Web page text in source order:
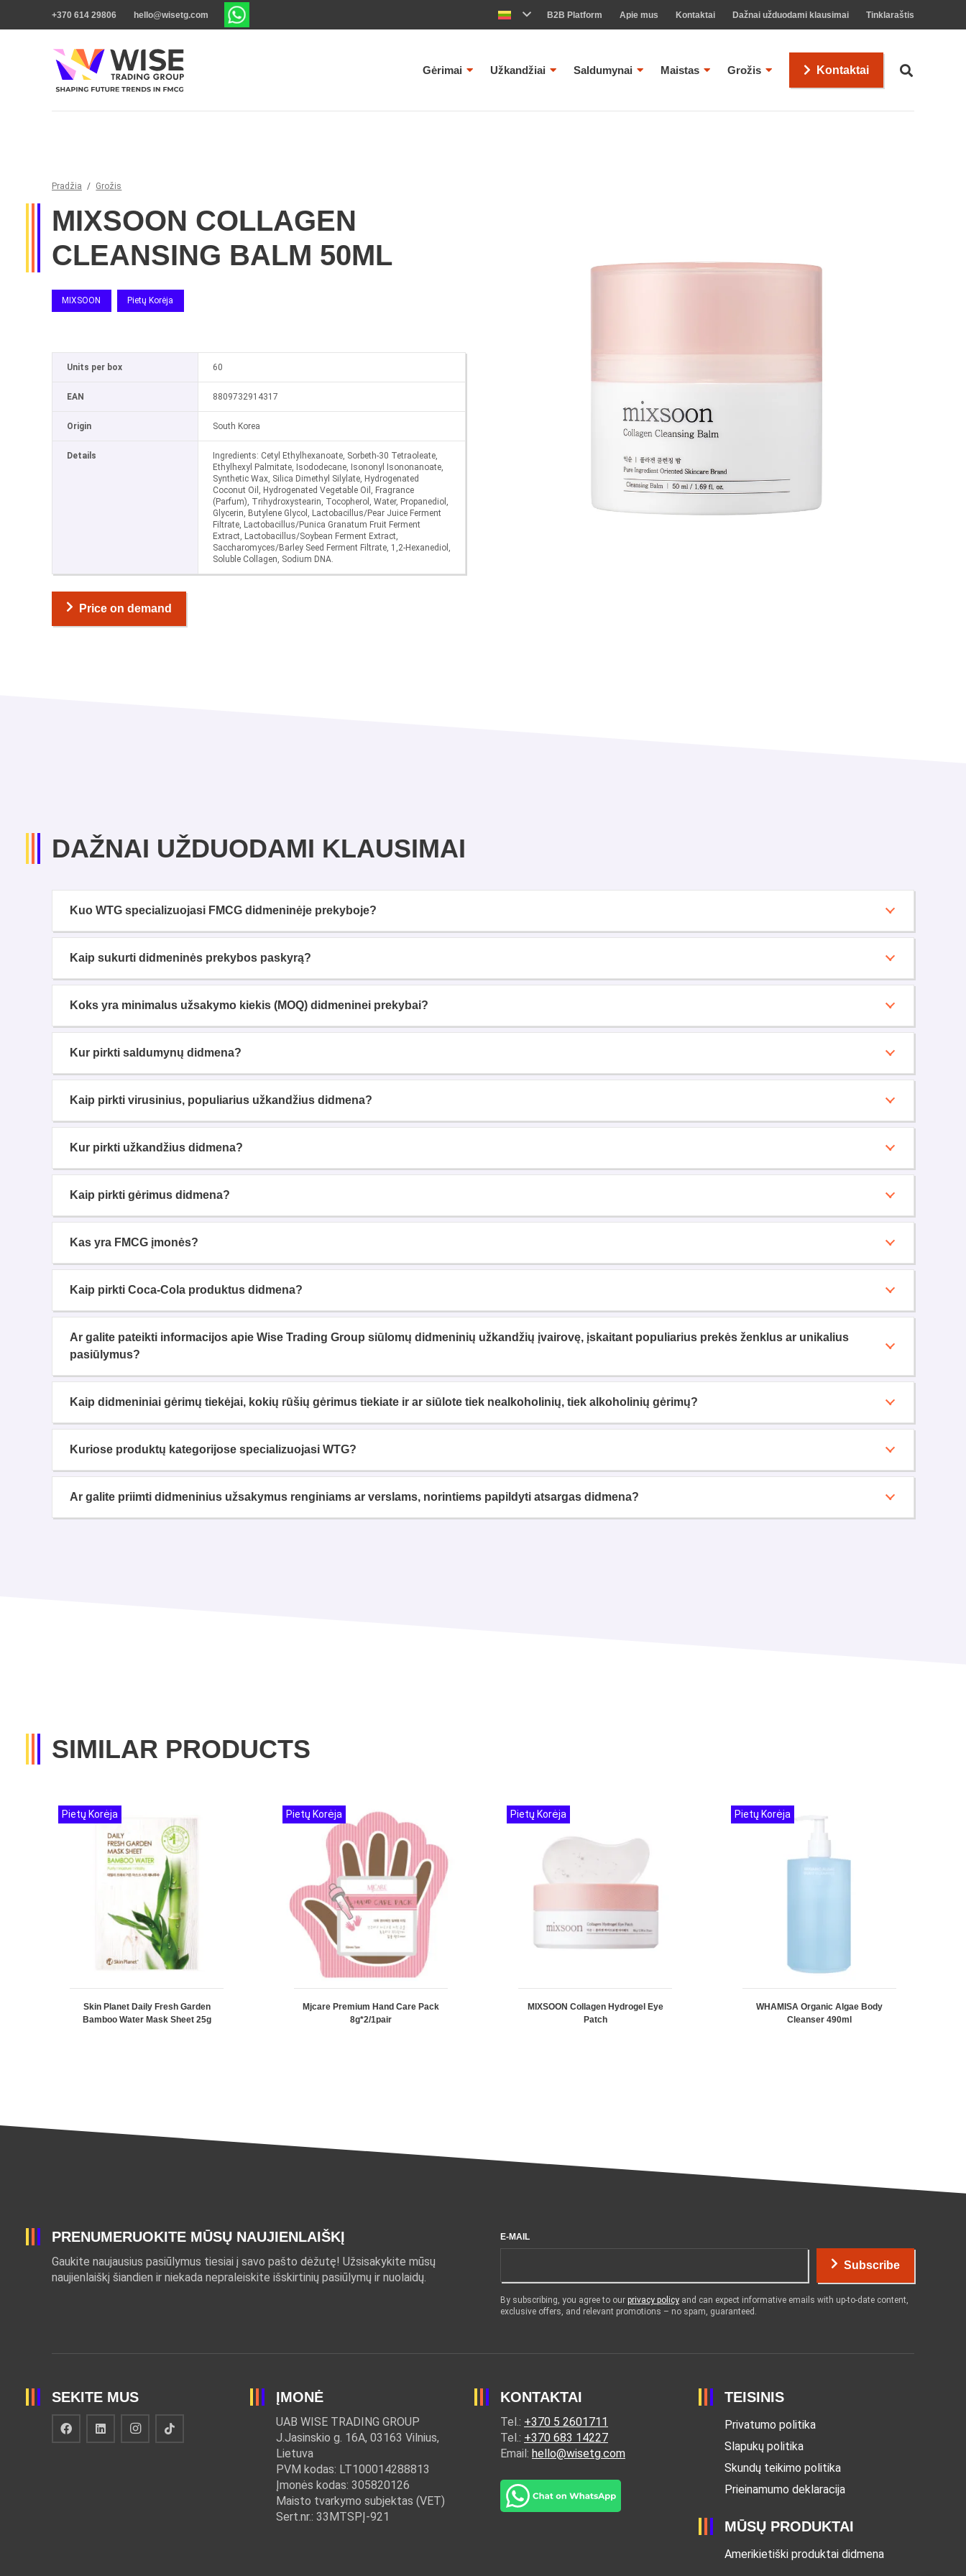
+370 614 29806 hello@wisetg.com B2B Platform Apie mus Kontaktai Dažnai užduodami klausimai Tinklaraštis
Gėrimai Užkandžiai Saldumynai Maistas Grožis Kontaktai
Pradžia / Grožis
MIXSOON COLLAGEN
CLEANSING BALM 50ML
MIXSOON Pietų Korėja
Units per box 60
EAN 8809732914317
Origin South Korea
Details
Ingredients: Cetyl Ethylhexanoate, Sorbeth-30 Tetraoleate,
Ethylhexyl Palmitate, Isododecane, Isononyl Isononanoate,
Synthetic Wax, Silica Dimethyl Silylate, Hydrogenated
Coconut Oil, Hydrogenated Vegetable Oil, Fragrance
(Parfum), Trihydroxystearin, Tocopherol, Water, Propanediol,
Glycerin, Butylene Glycol, Lactobacillus/Pear Juice Ferment
Filtrate, Lactobacillus/Punica Granatum Fruit Ferment
Extract, Lactobacillus/Soybean Ferment Extract,
Saccharomyces/Barley Seed Ferment Filtrate, 1,2-Hexanediol,
Soluble Collagen, Sodium DNA.
Price on demand
DAŽNAI UŽDUODAMI KLAUSIMAI
Kuo WTG specializuojasi FMCG didmeninėje prekyboje?
Kaip sukurti didmeninės prekybos paskyrą?
Koks yra minimalus užsakymo kiekis (MOQ) didmeninei prekybai?
Kur pirkti saldumynų didmena?
Kaip pirkti virusinius, populiarius užkandžius didmena?
Kur pirkti užkandžius didmena?
Kaip pirkti gėrimus didmena?
Kas yra FMCG įmonės?
Kaip pirkti Coca-Cola produktus didmena?
Ar galite pateikti informacijos apie Wise Trading Group siūlomų didmeninių užkandžių įvairovę, įskaitant populiarius prekės ženklus ar unikalius
pasiūlymus?
Kaip didmeniniai gėrimų tiekėjai, kokių rūšių gėrimus tiekiate ir ar siūlote tiek nealkoholinių, tiek alkoholinių gėrimų?
Kuriose produktų kategorijose specializuojasi WTG?
Ar galite priimti didmeninius užsakymus renginiams ar verslams, norintiems papildyti atsargas didmena?
SIMILAR PRODUCTS
Skin Planet Daily Fresh Garden
Bamboo Water Mask Sheet 25g
Pietų Korėja
Mjcare Premium Hand Care Pack
8g*2/1pair
Pietų Korėja
MIXSOON Collagen Hydrogel Eye
Patch
Pietų Korėja
WHAMISA Organic Algae Body
Cleanser 490ml
Pietų Korėja
PRENUMERUOKITE MŪSŲ NAUJIENLAIŠKĮ
Gaukite naujausius pasiūlymus tiesiai į savo pašto dėžutę! Užsisakykite mūsų
naujienlaiškį šiandien ir niekada nepraleiskite išskirtinių pasiūlymų ir nuolaidų.
E-MAIL
Subscribe
By subscribing, you agree to our privacy policy and can expect informative emails with up-to-date content,
exclusive offers, and relevant promotions – no spam, guaranteed.
SEKITE MUS ĮMONĖ
UAB WISE TRADING GROUP
J.Jasinskio g. 16A, 03163 Vilnius,
Lietuva
PVM kodas: LT100014288813
Įmonės kodas: 305820126
Maisto tvarkymo subjektas (VET)
Sert.nr.: 33MTSPĮ-921
KONTAKTAI
Tel.: +370 5 2601711
Tel.: +370 683 14227
Email: hello@wisetg.com
TEISINIS
Privatumo politika
Slapukų politika
Skundų teikimo politika
Prieinamumo deklaracija
MŪSŲ PRODUKTAI
Amerikietiški produktai didmena